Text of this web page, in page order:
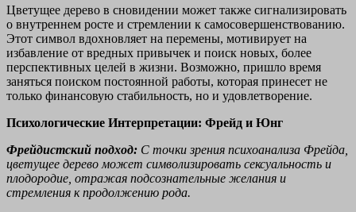
Цветущее дерево в сновидении может также сигнализировать
о внутреннем росте и стремлении к самосовершенствованию.
Этот символ вдохновляет на перемены, мотивирует на
избавление от вредных привычек и поиск новых, более
перспективных целей в жизни. Возможно, пришло время
заняться поиском постоянной работы, которая принесет не
только финансовую стабильность, но и удовлетворение.
Психологические Интерпретации: Фрейд и Юнг
Фрейдистский подход: С точки зрения психоанализа Фрейда,
цветущее дерево может символизировать сексуальность и
плодородие, отражая подсознательные желания и
стремления к продолжению рода.